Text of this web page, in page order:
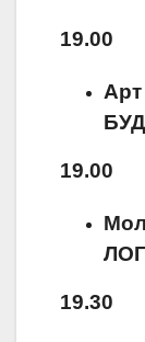
19.00
19.00
19.30